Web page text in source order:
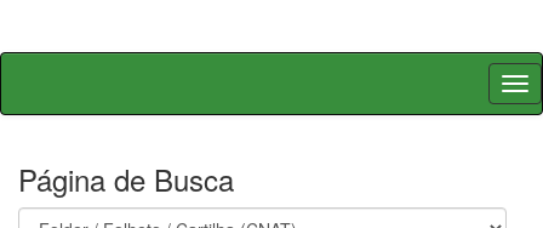
Skip
Página de Busca